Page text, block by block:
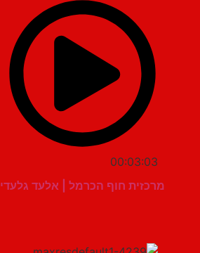
00:03:03
מרכזית חוף הכרמל | אלעד גלעדי